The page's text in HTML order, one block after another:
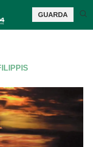
GUARDA